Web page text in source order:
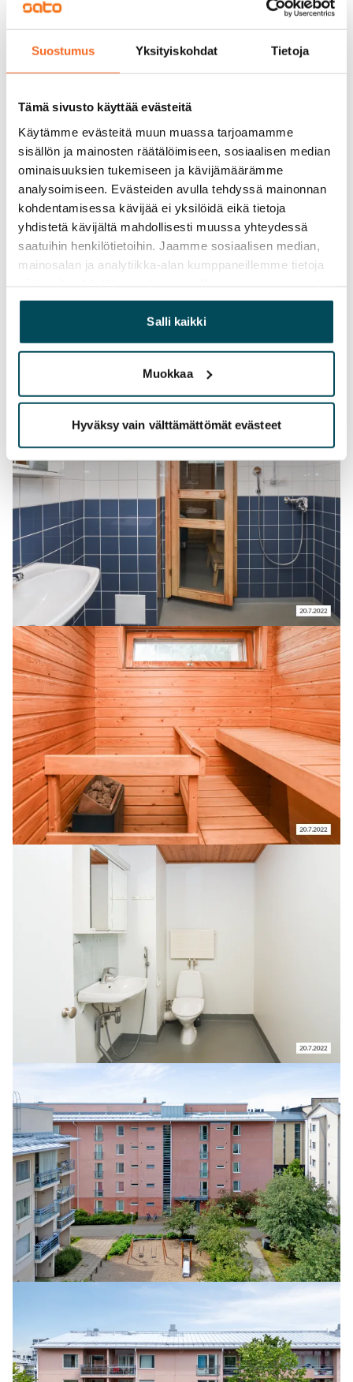
Suostumus Yksityiskohdat Tietoja
Tämä sivusto käyttää evästeitä
Käytämme evästeitä muun muassa tarjoamamme
sisällön ja mainosten räätälöimiseen, sosiaalisen median
ominaisuuksien tukemiseen ja kävijämäärämme
analysoimiseen. Evästeiden avulla tehdyssä mainonnan
kohdentamisessa kävijää ei yksilöidä eikä tietoja
yhdistetä kävijältä mahdollisesti muussa yhteydessä
saatuihin henkilötietoihin. Jaamme sosiaalisen median,
mainosalan ja analytiikka-alan kumppaneillemme tietoja
yhdistää näitä tietoja muihin tietoihin, joita olet antanut
heille tai joita on kerätty, kun olet käyttänyt heidän
palvelujaan.
Salli kaikki
Muokkaa
Hyväksy vain välttämättömät evästeet